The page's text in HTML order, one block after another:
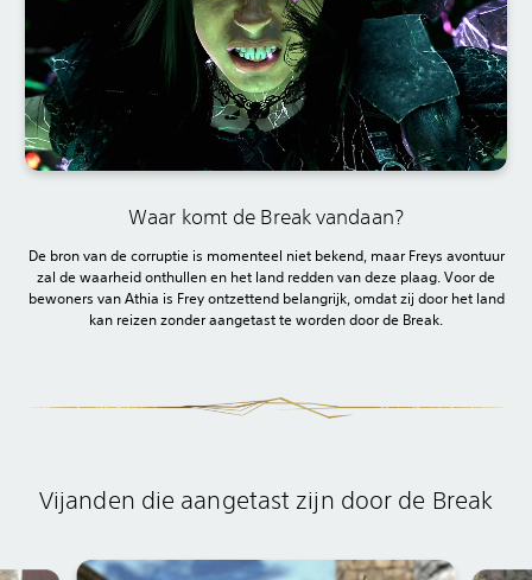
Waar komt de Break vandaan?
De bron van de corruptie is momenteel niet bekend, maar Freys avontuur
zal de waarheid onthullen en het land redden van deze plaag. Voor de
bewoners van Athia is Frey ontzettend belangrijk, omdat zij door het land
kan reizen zonder aangetast te worden door de Break.
Vijanden die aangetast zijn door de Break